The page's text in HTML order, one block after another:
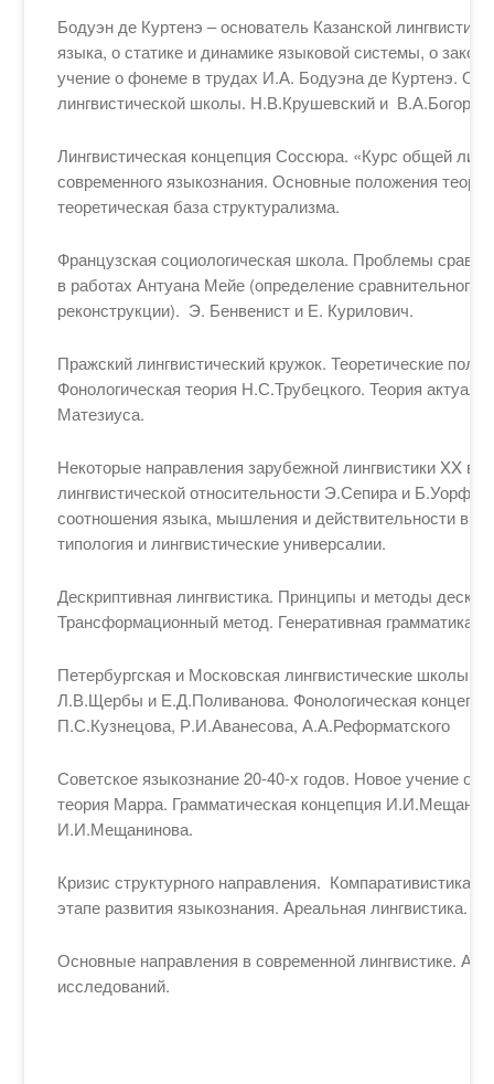
Бодуэн де Куртенэ – основатель Казанской
языка, о статике и динамике языковой системы, о
учение о фонеме в трудах И.А. Бодуэна де Куртенэ.
лингвистической школы. Н.В.Крушевский и
Лингвистическая концепция Соссюра. «Курс общей
современного языкознания. Основные положения
теоретическая база структурализма.
Французская социологическая школа. Проблемы
в работах Антуана Мейе (определение сравнительного
реконструкции). Э. Бенвенист и Е. Курилович.
Пражский лингвистический кружок. Теоретические
Фонологическая теория Н.С.Трубецкого. Теория
Матезиуса.
Некоторые направления зарубежной лингвистики XX
лингвистической относительности Э.Сепира и
соотношения языка, мышления и действительности в
типология и лингвистические универсалии.
Дескриптивная лингвистика. Принципы и методы
Трансформационный метод. Генеративная грамматика
Петербургская и Московская лингвистические школы.
Л.В.Щербы и Е.Д.Поливанова. Фонологическая
П.С.Кузнецова, Р.И.Аванесова, А.А.Реформатского
Советское языкознание 20-40-х годов. Новое учение о
теория Марра. Грамматическая концепция
И.И.Мещанинова.
Кризис структурного направления. Компаративистика
этапе развития языкознания. Ареальная лингвистика.
Основные направления в современной лингвистике.
исследований.